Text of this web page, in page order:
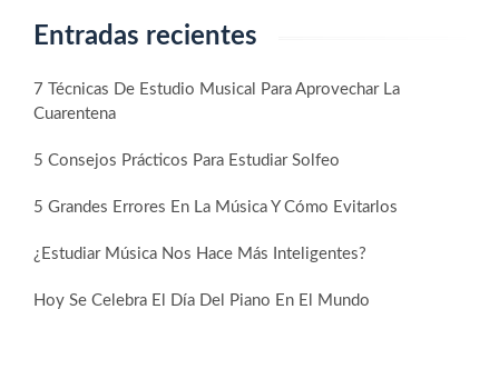
Entradas recientes
7 Técnicas De Estudio Musical Para Aprovechar La
Cuarentena
5 Consejos Prácticos Para Estudiar Solfeo
5 Grandes Errores En La Música Y Cómo Evitarlos
¿Estudiar Música Nos Hace Más Inteligentes?
Hoy Se Celebra El Día Del Piano En El Mundo